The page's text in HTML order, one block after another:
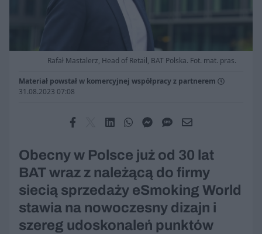
Rafał Mastalerz, Head of Retail, BAT Polska. Fot. mat. pras.
Materiał powstał w komercyjnej współpracy z partnerem
31.08.2023 07:08
Obecny w Polsce już od 30 lat
BAT wraz z należącą do firmy
siecią sprzedaży eSmoking World
stawia na nowoczesny dizajn i
szereg udoskonaleń punktów